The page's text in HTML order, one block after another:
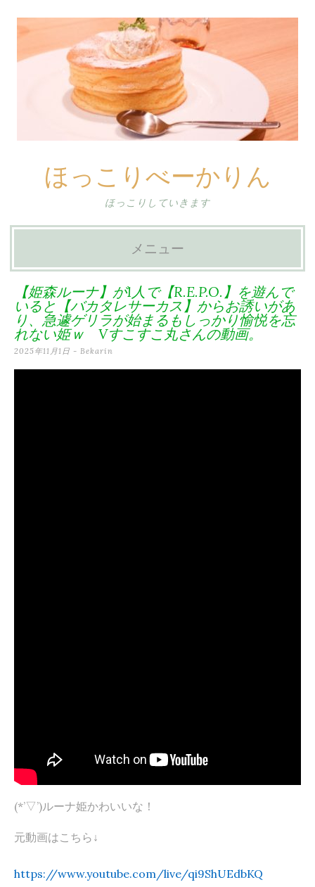
ほっこりべーかりん
ほっこりしていきます
メニュー
ン
テ
ン
【姫森ルーナ】が1人で【R.E.P.O.】を遊んで
いると【バカタレサーカス】からお誘いがあ
り、急遽ゲリラが始まるもしっかり愉悦を忘
れない姫ｗ Vすこすこ丸さんの動画。
2025年11月1日 - Bekarin
(*’▽’)ルーナ姫かわいいな！
元動画はこちら↓
https://www.youtube.com/live/qi9ShUEdbKQ